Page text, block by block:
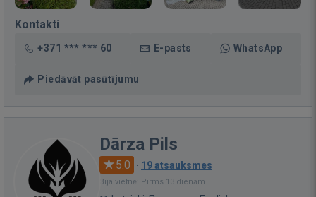
Kontakti
+371 *** *** 60 E-pasts WhatsApp
Piedāvāt pasūtījumu
Dārza Pils
5.0 · 19 atsauksmes
Bija vietnē: Pirms 13 dienām